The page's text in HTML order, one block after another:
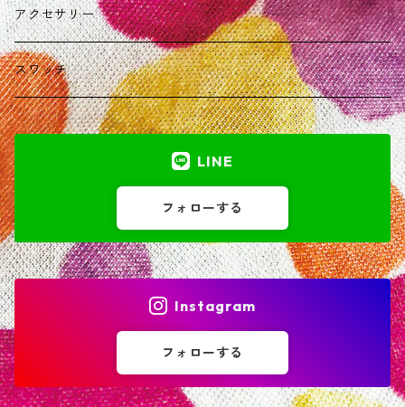
アクセサリー
スワッチ
LINE
フォローする
Instagram
フォローする